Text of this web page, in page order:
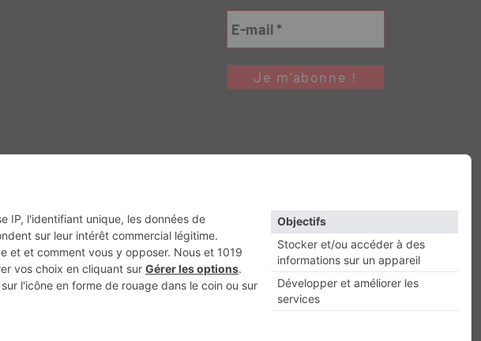
Sport-Bikes Boutique CPPRESSE Escapade Maisons A Vivre Retour en haut